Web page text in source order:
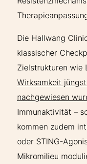
Die Hallwang
klassischer
Zielstrukturen wie
Wirksamkeit
nachgewiesen
Immunaktivität –
kommen zudem
oder STING-
Mikromilieu